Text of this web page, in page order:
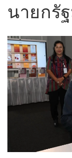
นายกรั